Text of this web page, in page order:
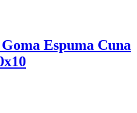
Espuma Cuna